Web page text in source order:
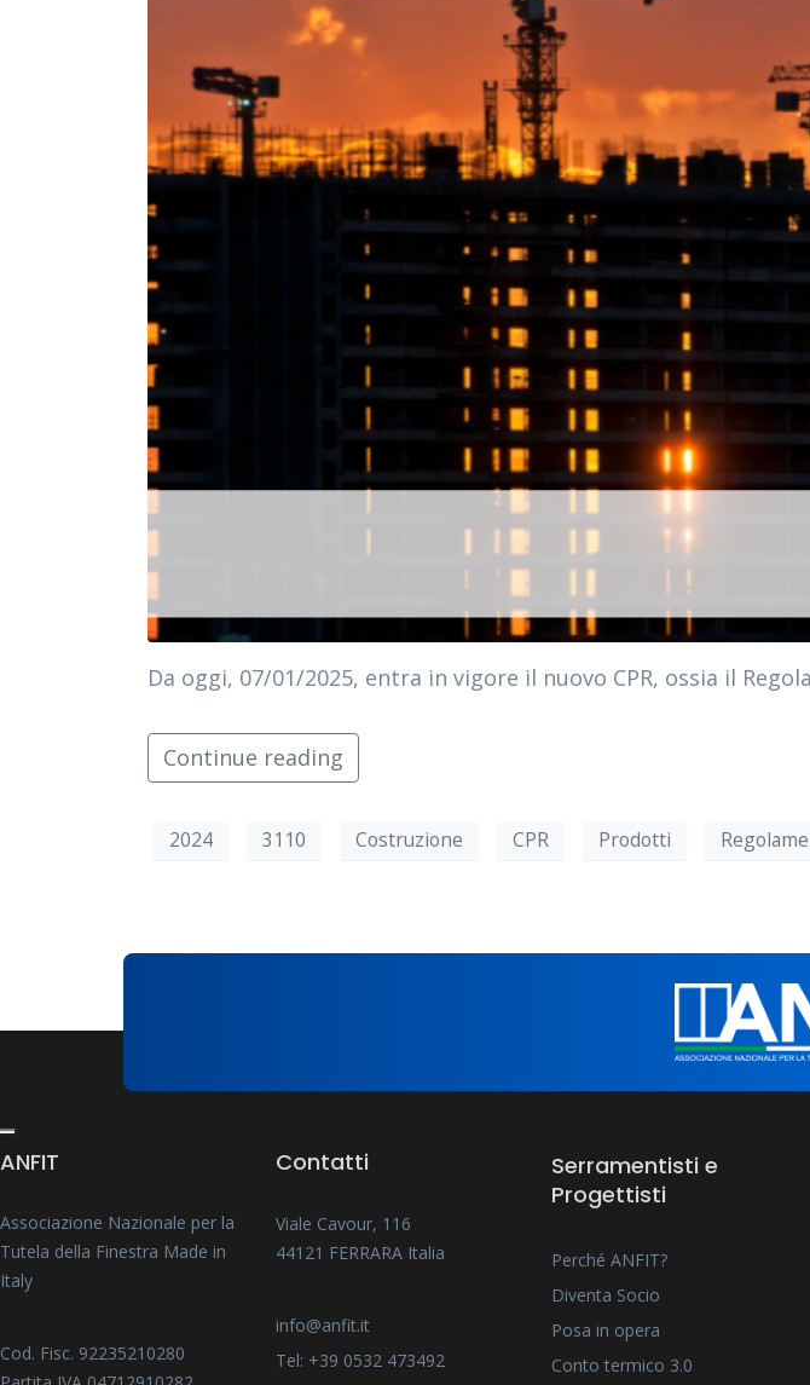
Da oggi, 07/01/2025, entra in vigore il nuovo CPR, ossia il
Continue reading
2024 3110 Costruzione CPR Prodotti
ANFIT
Associazione Nazionale per la
Tutela della Finestra Made in
Italy
Cod. Fisc. 92235210280
Contatti
Viale Cavour, 116
44121 FERRARA Italia
info@anfit.it
Tel: +39 0532 473492
Serramentisti e
Progettisti
Perché ANFIT?
Diventa Socio
Posa in opera
Conto termico 3.0